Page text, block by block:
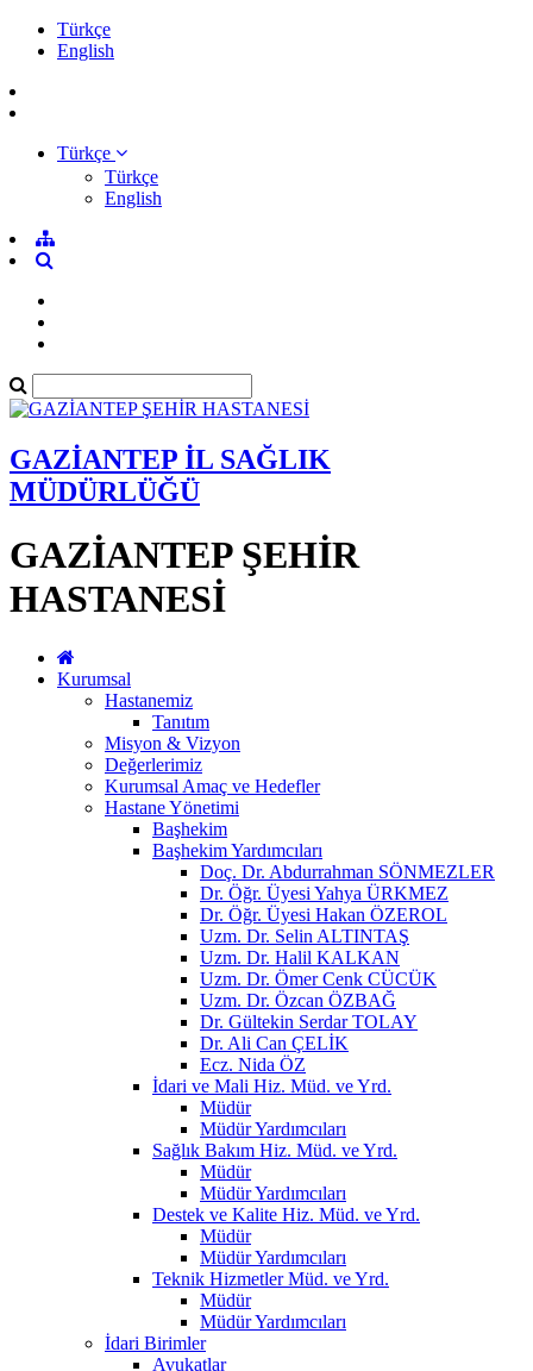
Türkçe
English
Türkçe
Türkçe
English
GAZİANTEP İL SAĞLIK
MÜDÜRLÜĞÜ
GAZİANTEP ŞEHİR
HASTANESİ
Kurumsal
Hastanemiz
Tanıtım
Misyon & Vizyon
Değerlerimiz
Kurumsal Amaç ve Hedefler
Hastane Yönetimi
Başhekim
Başhekim Yardımcıları
Doç. Dr. Abdurrahman SÖNMEZLER
Dr. Öğr. Üyesi Yahya ÜRKMEZ
Dr. Öğr. Üyesi Hakan ÖZEROL
Uzm. Dr. Selin ALTINTAŞ
Uzm. Dr. Halil KALKAN
Uzm. Dr. Ömer Cenk CÜCÜK
Uzm. Dr. Özcan ÖZBAĞ
Dr. Gültekin Serdar TOLAY
Dr. Ali Can ÇELİK
Ecz. Nida ÖZ
İdari ve Mali Hiz. Müd. ve Yrd.
Müdür
Müdür Yardımcıları
Sağlık Bakım Hiz. Müd. ve Yrd.
Müdür
Müdür Yardımcıları
Destek ve Kalite Hiz. Müd. ve Yrd.
Müdür
Müdür Yardımcıları
Teknik Hizmetler Müd. ve Yrd.
Müdür
Müdür Yardımcıları
İdari Birimler
Avukatlar